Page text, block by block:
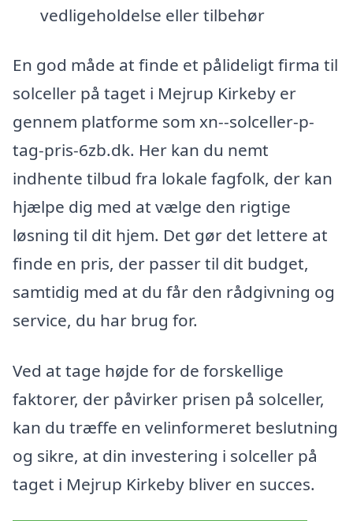
vedligeholdelse eller tilbehør
En god måde at finde et pålideligt firma til
solceller på taget i Mejrup Kirkeby er
gennem platforme som xn--solceller-p-
tag-pris-6zb.dk. Her kan du nemt
indhente tilbud fra lokale fagfolk, der kan
hjælpe dig med at vælge den rigtige
løsning til dit hjem. Det gør det lettere at
finde en pris, der passer til dit budget,
samtidig med at du får den rådgivning og
service, du har brug for.
Ved at tage højde for de forskellige
faktorer, der påvirker prisen på solceller,
kan du træffe en velinformeret beslutning
og sikre, at din investering i solceller på
taget i Mejrup Kirkeby bliver en succes.